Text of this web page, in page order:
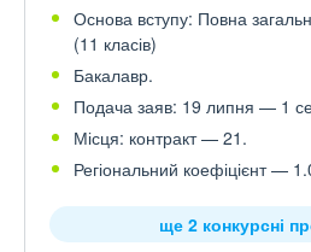
Основа вступу: Повна
(11 класів)
Бакалавр.
Подача заяв: 19 липня — 1
Місця: контракт — 21.
Регіональний коефіцієнт —
ще 2 конкурсні